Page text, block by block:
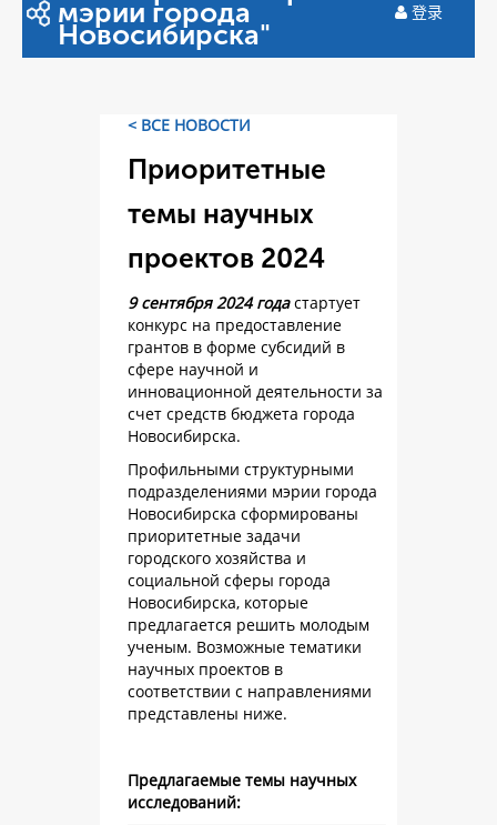
мэрии города
Новосибирска"
登录
< ВСЕ НОВОСТИ
Приоритетные
темы научных
проектов 2024
9 сентября 2024 годастартует
конкурс на предоставление
грантов в форме субсидий в
сфере научной и
инновационной деятельности за
счет средств бюджета города
Новосибирска.
Профильными структурными
подразделениями мэрии города
Новосибирска сформированы
приоритетные задачи
городского хозяйства и
социальной сферы города
Новосибирска, которые
предлагается решить молодым
ученым. Возможные тематики
научных проектов в
соответствии с направлениями
представлены ниже.
Предлагаемые темы научных
исследований: